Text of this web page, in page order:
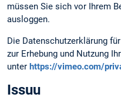
müssen Sie sich vor Ihrem
ausloggen.
Die Datenschutzerklärung
zur Erhebung und Nutzung
unter https://vimeo.com/
Issuu